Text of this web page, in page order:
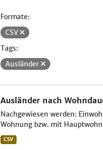
Formate:
CSV
Tags:
Ausländer
Ausländer nach
Nachgewiesen werden:
Wohnung bzw. mit
CSV